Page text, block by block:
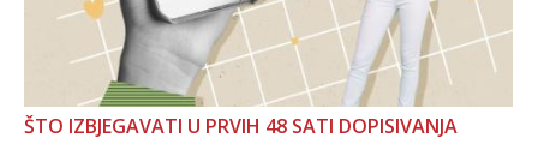
ŠTO IZBJEGAVATI U PRVIH 48 SATI DOPISIVANJA